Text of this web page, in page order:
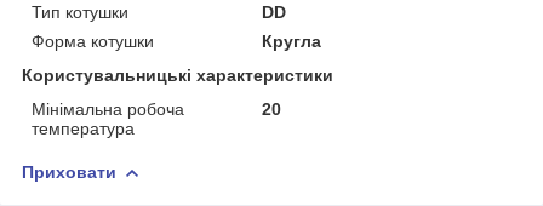
Тип котушки
DD
Форма котушки
Кругла
Користувальницькі характеристики
Мінімальна робоча
температура
20
Приховати